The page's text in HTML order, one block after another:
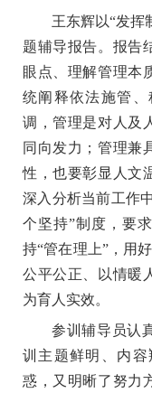
王东辉以“发挥
题辅导报告。报告
眼点、理解管理本
统阐释依法施管
调，管理是对人及
同向发力；管理兼
性，也要彰显人文
深入分析当前工作
个坚持”制度，要
持“管在理上”，用
公平公正、以情暖
为育人实效。
参训辅导员认
训主题鲜明、内
惑，又明晰了努力